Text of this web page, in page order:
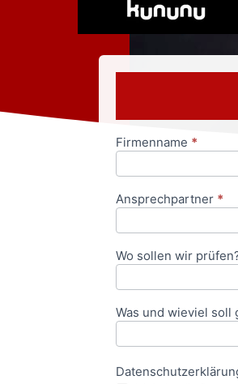
Anfrageformular
Firmenname *
Ansprechpartner *
Wo sollen wir
Was und wieviel soll